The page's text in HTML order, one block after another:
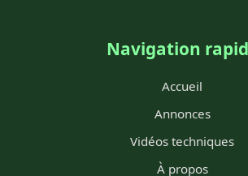
Navigation
Accueil
Annonces
Vidéos techniques
À propos